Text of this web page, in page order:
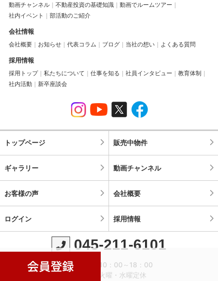
動画チャンネル 不動産投資の基礎知識
動画でルームツアー
社内イベント
部活動のご紹介
会社情報
会社概要 お知らせ 代表コラム ブログ 当社の想い よくある質問
採用情報
採用トップ 私たちについて 仕事を知る 社員インタビュー
教育体制
社内活動
新卒座談会
トップページ 販売中物件
ギャラリー 動画チャンネル
お客様の声 会社概要
ログイン 採用情報
045-211-6101
営業時間：10：00～18：00
定休日：火曜・水曜定休